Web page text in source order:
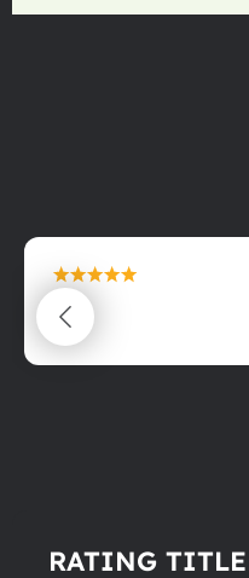
maximální spokojenost
22.06.2025
RATING TITLE